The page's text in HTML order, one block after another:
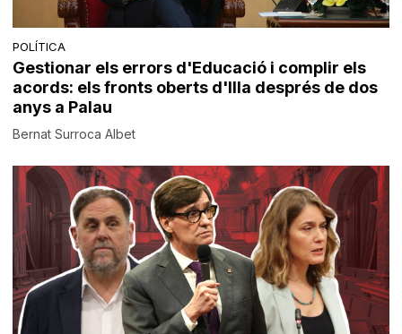
POLÍTICA
Gestionar els errors d'Educació i complir els
acords: els fronts oberts d'Illa després de dos
anys a Palau
Bernat Surroca Albet